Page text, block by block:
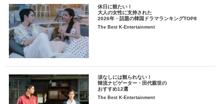
休日に観たい！
大人の女性に支持された
2026年・話題の韓国ドラマランキングTOP8
The Best K-Entertainment
涙なしには観られない！
韓流ナビゲーター・田代親世の
おすすめ12選
The Best K-Entertainment